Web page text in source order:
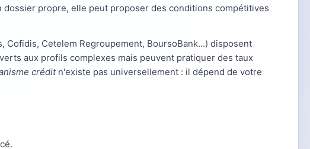
propre, elle peut proposer des conditions compétitives
Cetelem Regroupement, BoursoBank...) disposent
aux profils complexes mais peuvent pratiquer des taux
créditn'existe pas universellement : il dépend de votre